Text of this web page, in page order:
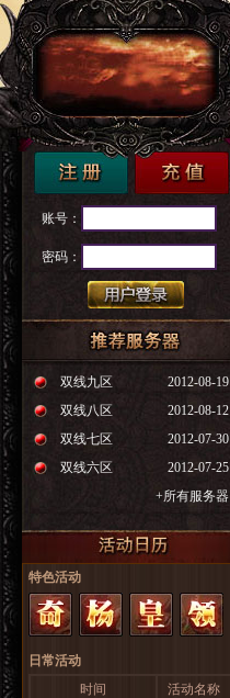
账号：
密码：
2012-08-19
双线九区
2012-08-12
双线八区
2012-07-30
双线七区
2012-07-25
双线六区
+所有服务器
特色活动
日常活动
时间
活动名称